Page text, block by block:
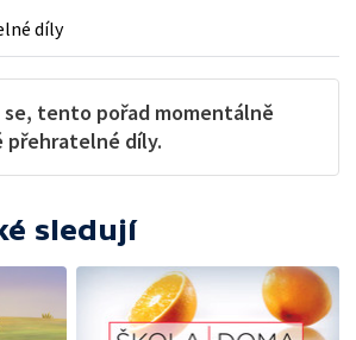
díly
se, tento pořad momentálně
přehratelné díly.
sledují